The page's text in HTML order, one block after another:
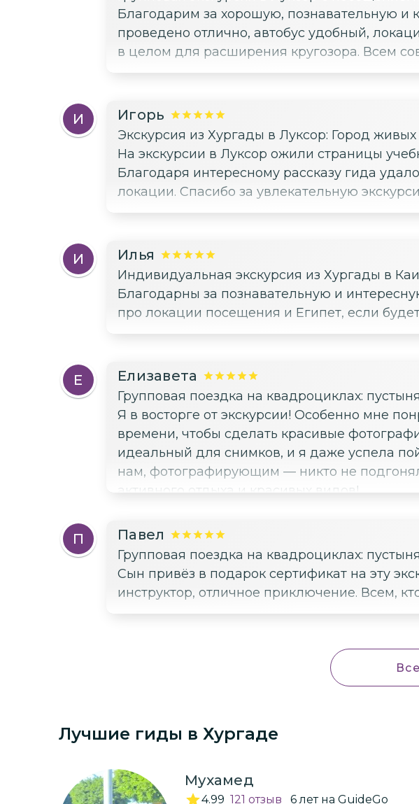
Благодарим за хорошую, познавательную и
проведено отлично, автобус удобный,
в целом для расширения кругозора. Всем
И Игорь
Экскурсия из Хургады в Луксор: Город
На экскурсии в Луксор ожили страницы
Благодаря интересному рассказу гида
локации. Спасибо за увлекательную
И Илья
Индивидуальная экскурсия из Хургады в
Благодарны за познавательную и
про локации посещения и Египет, если
Е Елизавета
Групповая поездка на квадроциклах:
Я в восторге от экскурсии! Особенно мне
времени, чтобы сделать красивые
идеальный для снимков, и я даже успела
нам, фотографирующим — никто не
активного отдыха и красивых видов!
П Павел
Групповая поездка на квадроциклах:
Сын привёз в подарок сертификат на эту
инструктор, отличное приключение. Всем,
Лучшие гиды в Хургаде
Мухамед
4.99 121 отзыв 6 летна GuideGo